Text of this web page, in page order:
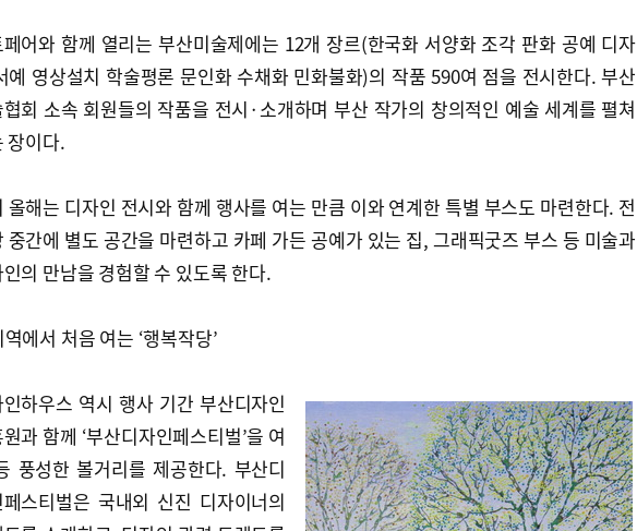
페어와 함께 열리는 부산미술제에는 12개 장르(한국화 서양화 조각 판화 공예 디자
예 영상설치 학술평론 문인화 수채화 민화불화)의 작품 590여 점을 전시한다. 부산
회 소속 회원들의 작품을 전시·소개하며 부산 작가의 창의적인 예술 세계를 펼쳐
장이다.
올해는 디자인 전시와 함께 행사를 여는 만큼 이와 연계한 특별 부스도 마련한다. 전
중간에 별도 공간을 마련하고 카페 가든 공예가 있는 집, 그래픽굿즈 부스 등 미술과
의 만남을 경험할 수 있도록 한다.
에서 처음 여는 ‘행복작당’
하우스 역시 행사 기간 부산디자인
과 함께 ‘부산디자인페스티벌’을 여
풍성한 볼거리를 제공한다. 부산디
스티벌은 국내외 신진 디자이너의